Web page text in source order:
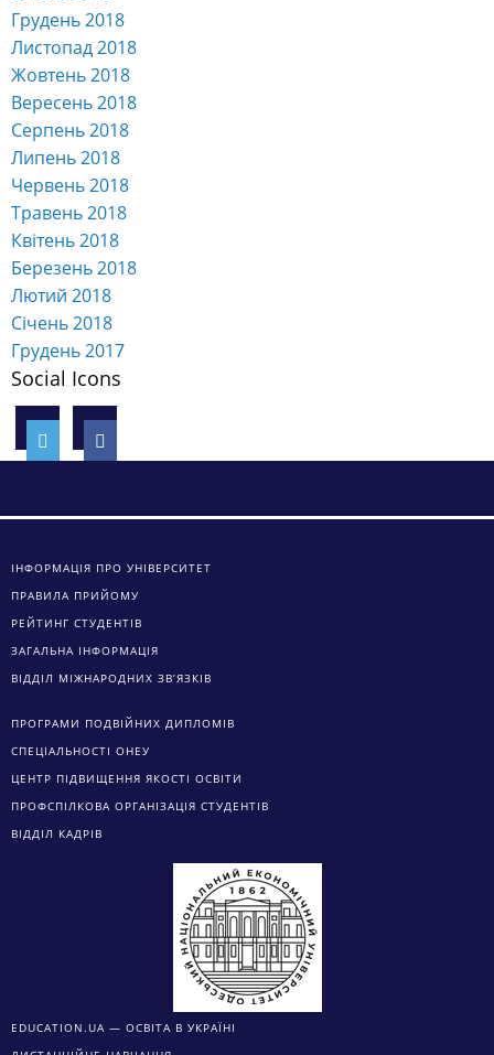
Грудень 2018
Листопад 2018
Жовтень 2018
Вересень 2018
Серпень 2018
Липень 2018
Червень 2018
Травень 2018
Квітень 2018
Березень 2018
Лютий 2018
Січень 2018
Грудень 2017
Social Icons
ІНФОРМАЦІЯ ПРО УНІВЕРСИТЕТ
ПРАВИЛА ПРИЙОМУ
РЕЙТИНГ СТУДЕНТІВ
ЗАГАЛЬНА ІНФОРМАЦІЯ
ВІДДІЛ МІЖНАРОДНИХ ЗВ’ЯЗКІВ
ПРОГРАМИ ПОДВІЙНИХ ДИПЛОМІВ
СПЕЦІАЛЬНОСТІ ОНЕУ
ЦЕНТР ПІДВИЩЕННЯ ЯКОСТІ ОСВІТИ
ПРОФСПІЛКОВА ОРГАНІЗАЦІЯ СТУДЕНТІВ
ВІДДІЛ КАДРІВ
EDUCATION.UA — ОСВІТА В УКРАЇНІ